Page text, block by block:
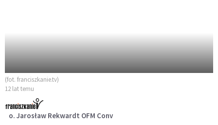
(fot. franciszkanie.tv)
12 lat temu
o. Jarosław Rekwardt OFM Conv